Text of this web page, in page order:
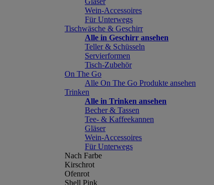
Wein-Accessoires
Für Unterwegs
Tischwäsche & Geschirr
Alle in Geschirr ansehen
Teller & Schüsseln
Servierformen
Tisch-Zubehör
On The Go
Alle On The Go Produkte ansehen
Trinken
Alle in Trinken ansehen
Becher & Tassen
Tee- & Kaffeekannen
Gläser
Wein-Accessoires
Für Unterwegs
Nach Farbe
Kirschrot
Ofenrot
Shell Pink